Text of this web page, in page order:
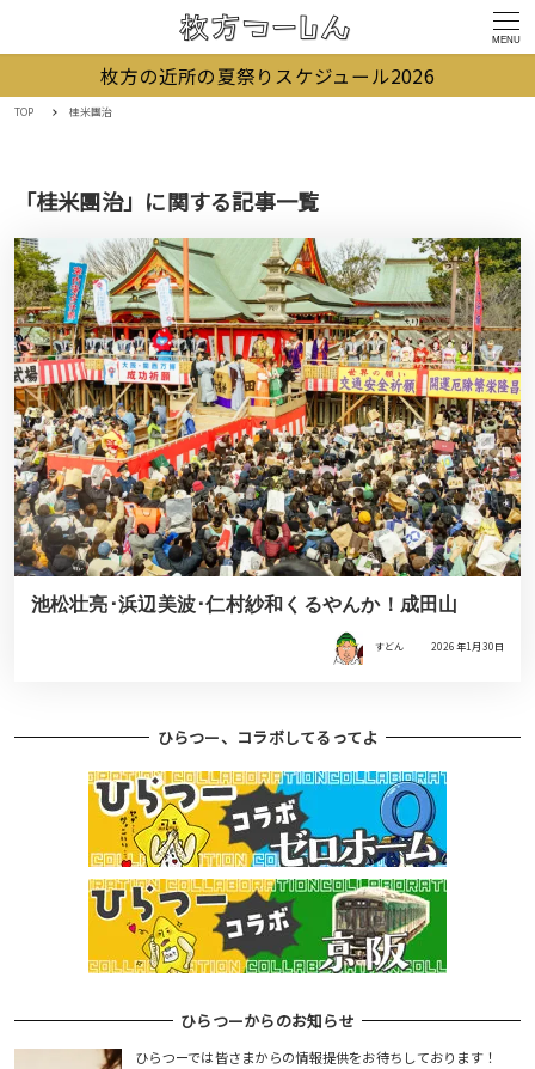
MENU
枚方の近所の夏祭りスケジュール2026
TOP 桂米團治
「桂米團治」に関する記事一覧
池松壮亮･浜辺美波･仁村紗和くるやんか！成田山
すどん 2026年1月30日
ひらつー、コラボしてるってよ
ひらつーからのお知らせ
ひらつーでは皆さまからの情報提供をお待ちしております！